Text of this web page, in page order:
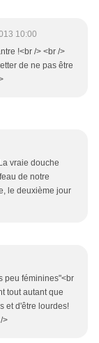
10:00
!<br /> <br />
de ne pas être
vraie douche
de notre
le deuxième jour
peu féminines"<br
tout autant que
et d'être lourdes!
>